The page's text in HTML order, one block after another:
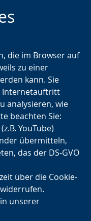
die im Browser auf
zu einer
kann. Sie
Internetauftritt
analysieren, wie
beachten Sie:
YouTube)
übermitteln,
das der DS-GVO
über die Cookie-
unserer